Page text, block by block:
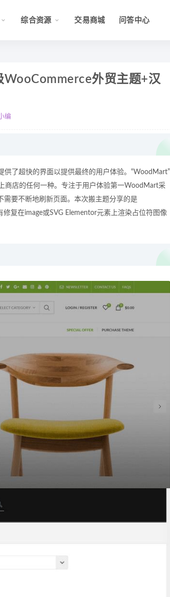
综合资源 交易商城 问答中心
外贸主题+汉
编
供了超快的界面以提供最终的用户体验。“WoodMart”
商店的任何一种。专注于用户体验第一WoodMart采
需要不断地刷新页面。本次搬主题分享的是
复在image或SVG Elementor元素上渲染占位符图像